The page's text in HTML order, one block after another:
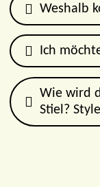
Weshalb
Ich
Wie wird
Stiel?